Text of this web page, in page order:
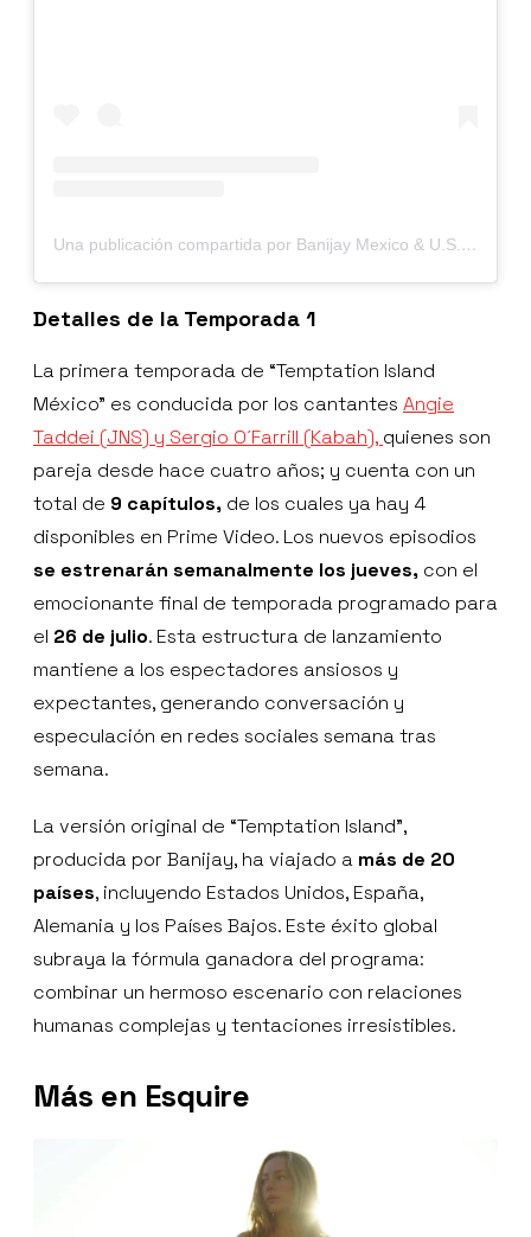
Una publicación compartida por Banijay Mexico & U.S. Hispanic (@banijaymxus)
Detalles de la Temporada 1
La primera temporada de “Temptation Island
México” es conducida por los cantantes Angie
Taddei (JNS) y Sergio O´Farrill (Kabah), quienes son
pareja desde hace cuatro años; y cuenta con un
total de 9 capítulos, de los cuales ya hay 4
disponibles en Prime Video. Los nuevos episodios
se estrenarán semanalmente los jueves, con el
emocionante final de temporada programado para
el 26 de julio. Esta estructura de lanzamiento
mantiene a los espectadores ansiosos y
expectantes, generando conversación y
especulación en redes sociales semana tras
semana.
La versión original de “Temptation Island”,
producida por Banijay, ha viajado a más de 20
países, incluyendo Estados Unidos, España,
Alemania y los Países Bajos. Este éxito global
subraya la fórmula ganadora del programa:
combinar un hermoso escenario con relaciones
humanas complejas y tentaciones irresistibles.
Más en Esquire